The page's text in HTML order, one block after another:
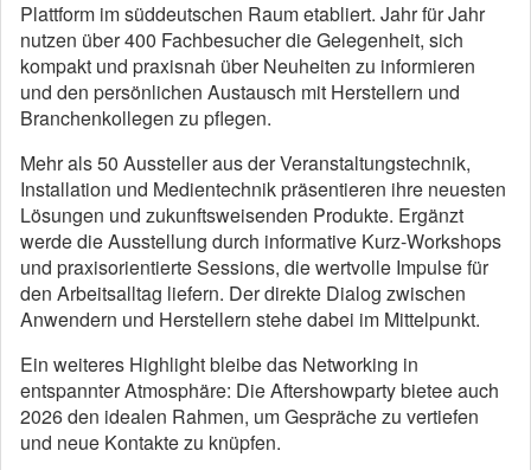
Plattform im süddeutschen Raum etabliert. Jahr für Jahr
nutzen über 400 Fachbesucher die Gelegenheit, sich
kompakt und praxisnah über Neuheiten zu informieren
und den persönlichen Austausch mit Herstellern und
Branchenkollegen zu pflegen.
Mehr als 50 Aussteller aus der Veranstaltungstechnik,
Installation und Medientechnik präsentieren ihre neuesten
Lösungen und zukunftsweisenden Produkte. Ergänzt
werde die Ausstellung durch informative Kurz-Workshops
und praxisorientierte Sessions, die wertvolle Impulse für
den Arbeitsalltag liefern. Der direkte Dialog zwischen
Anwendern und Herstellern stehe dabei im Mittelpunkt.
Ein weiteres Highlight bleibe das Networking in
entspannter Atmosphäre: Die Aftershowparty bietee auch
2026 den idealen Rahmen, um Gespräche zu vertiefen
und neue Kontakte zu knüpfen.